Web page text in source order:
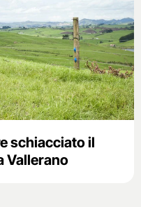
schiacciato il
Vallerano